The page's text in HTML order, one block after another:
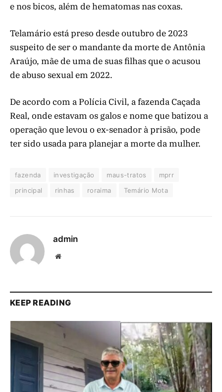
e nos bicos, além de hematomas nas coxas.
Telamário está preso desde outubro de 2023
suspeito de ser o mandante da morte de Antônia
Araújo, mãe de uma de suas filhas que o acusou
de abuso sexual em 2022.
De acordo com a Polícia Civil, a fazenda Caçada
Real, onde estavam os galos e nome que batizou a
operação que levou o ex-senador à prisão, pode
ter sido usada para planejar a morte da mulher.
fazenda investigação maus-tratos
mprr
principal
rinhas roraima Temário Mota
admin
Website
KEEP READING